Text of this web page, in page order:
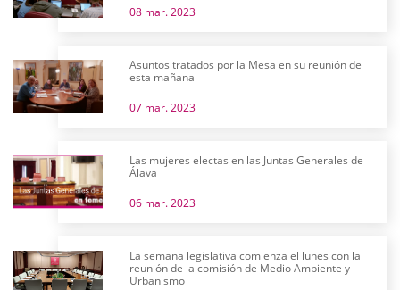
08 mar. 2023
Asuntos tratados por la Mesa en su reunión de
esta mañana
07 mar. 2023
Las mujeres electas en las Juntas Generales de
Álava
06 mar. 2023
La semana legislativa comienza el lunes con la
reunión de la comisión de Medio Ambiente y
Urbanismo